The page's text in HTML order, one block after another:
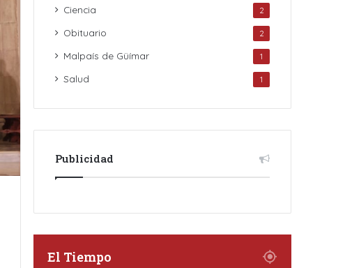
Ciencia 2
Obituario 2
Malpaís de Güímar 1
Salud 1
Publicidad
El Tiempo